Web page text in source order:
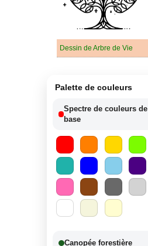
Dessin de Arbre de Vie
Palette de couleurs
Spectre de couleurs de
base
Canopée forestière